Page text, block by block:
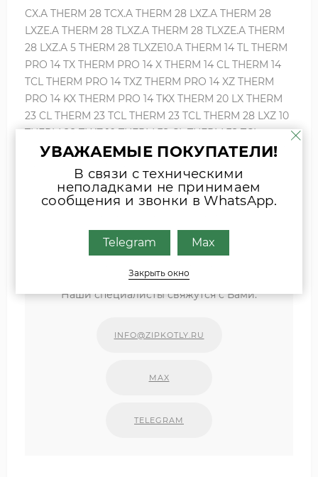
CX.A THERM 28 TCX.A THERM 28 LXZ.A THERM 28
LXZE.A THERM 28 TLXZ.A THERM 28 TLXZE.A THERM
28 LXZ.A 5 THERM 28 TLXZE10.A THERM 14 TL THERM
PRO 14 TX THERM PRO 14 X THERM 14 CL THERM 14
TCL THERM PRO 14 TXZ THERM PRO 14 XZ THERM
PRO 14 KX THERM PRO 14 TKX THERM 20 LX THERM
23 CL THERM 23 TCL THERM 23 TCL THERM 28 LXZ 10
THERM 28 TLXZ 10 THERM 32 CL THERM 32 TCL
THERM 28 KD THERM 28 KDC THERM 28 KDZ THERM
28 KDZ 10 THERM 28 KDZ 5
комплектующих, присылайте фото
шильда оборудования или запчасти
удобным для Вас способом
Наши специалисты свяжутся с Вами.
INFO@ZIPKOTLY.RU
MAX
TELEGRAM
УВАЖАЕМЫЕ ПОКУПАТЕЛИ!
В связи с техническими
неполадками не принимаем
сообщения и звонки в WhatsApp.
Telegram Max
Закрыть окно